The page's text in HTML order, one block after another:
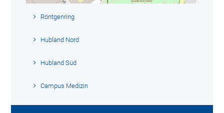
Röntgenring
Hubland Nord
Hubland Süd
Campus Medizin